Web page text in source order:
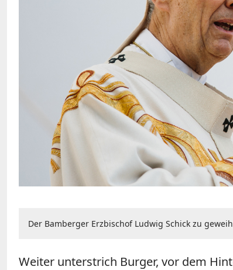
Der Bamberger Erzbischof Ludwig Schick zu
Weiter unterstrich Burger, vor dem